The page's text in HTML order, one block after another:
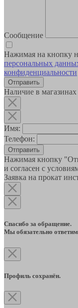
Сообщение
Нажимая на кнопку
персональных
конфиденциальности
Наличие в магазинах
Имя:
Телефон:
Отправить
Нажимая кнопку
и согласен с
Заявка на прокат
Спасибо за обращение.
Мы обязательно
Профиль сохранён.